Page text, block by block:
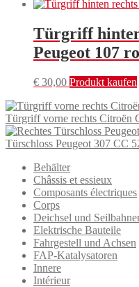
Türgriff
Peugeot 107
€ 30,00 Produkt kaufen
Türgriff vorne rechts Citroën
Türschloss Peugeot 307 CC
Behälter
Châssis et essieux
Composants électriques
Corps
Deichsel und
Elektrische Bauteile
Fahrgestell und Achsen
FAP-Katalysatoren
Innere
Intérieur